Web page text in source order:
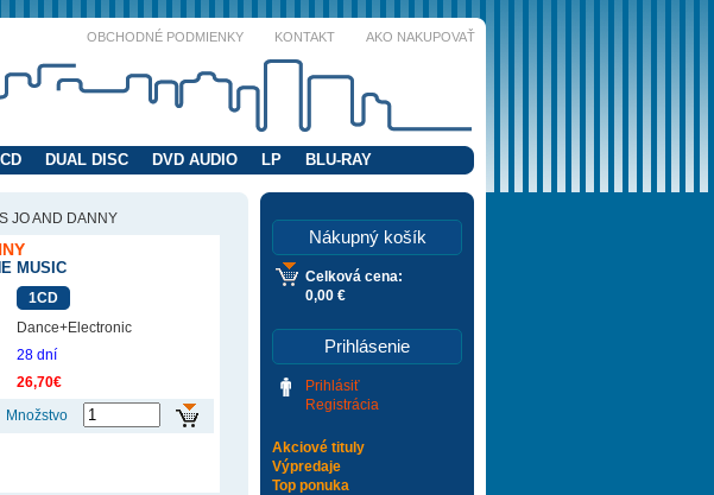
OBCHODNÉ PODMIENKY KONTAKT AKO NAKUPOVAŤ
DUAL DISC DVD AUDIO LP BLU-RAY
JO AND DANNY
MUSIC
1CD
Dance+Electronic
28 dní
26,70€
Množstvo
Nákupný košík
Celková cena:
0,00 €
Prihlásenie
Prihlásiť
Registrácia
Akciové tituly
Výpredaje
Top ponuka